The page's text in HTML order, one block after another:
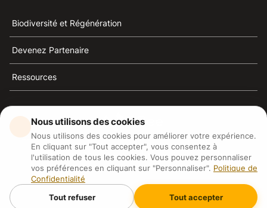
Biodiversité et Régénération
Devenez Partenaire
Ressources
3Bee est la référence du développement durable, de la
défense des abeilles et de la biodiversité
3Bee S.R.L Via Pastrengo 14, 20159, Milano (MI)
P.IVA: IT09711590969
3Bee GmbHSede legale: Oranienburger Straße 23, 10178
Nous utilisons des cookies
Nous utilisons des cookies pour améliorer votre expérience.
En cliquant sur "Tout accepter", vous consentez à
l'utilisation de tous les cookies. Vous pouvez personnaliser
vos préférences en cliquant sur "Personnaliser". Politique de
Confidentialité
Tout refuser
Tout accepter